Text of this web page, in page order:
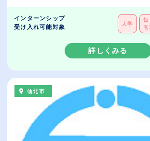
インターンシップ
受け入れ可能対象
大学
短
高
詳しくみる
仙北市